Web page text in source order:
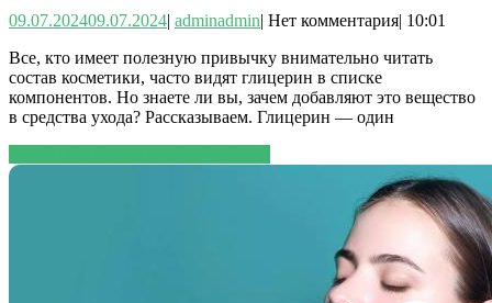
09.07.202409.07.2024| adminadmin| Нет комментария| 10:01
Все, кто имеет полезную привычку внимательно читать
состав косметики, часто видят глицерин в списке
компонентов. Но знаете ли вы, зачем добавляют это вещество
в средства ухода? Рассказываем. Глицерин — один